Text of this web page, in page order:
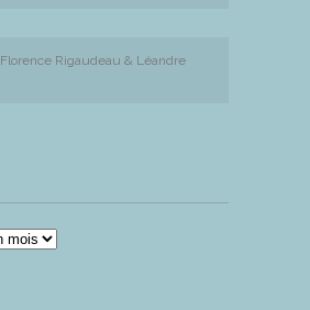
Florence Rigaudeau & Léandre